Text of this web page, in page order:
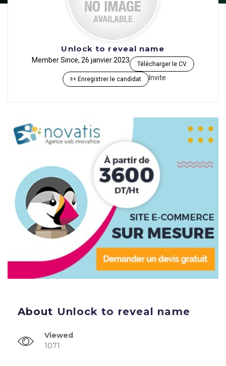
Unlock to reveal name
Member Since, 26 janvier 2023 Télécharger le CV
Enregistrer le candidat Invite
About Unlock to reveal name
Viewed
1071